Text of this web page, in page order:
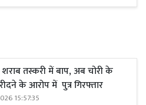
तस्करी में बाप, अब चोरी के
के आरोप में पुत्र गिरफ्तार
15:57:35